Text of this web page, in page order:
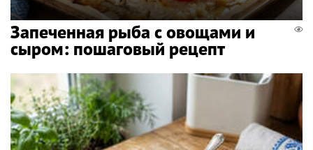
Запеченная рыба с овощами и
сыром: пошаговый рецепт